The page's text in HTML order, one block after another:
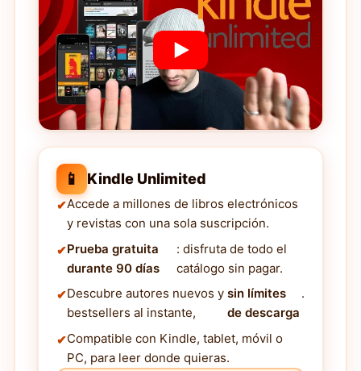
📱 Kindle Unlimited
Accede a millones de libros electrónicos
y revistas con una sola suscripción.
Prueba gratuita
durante 90 días
: disfruta de todo el
catálogo sin pagar.
Descubre autores nuevos y
bestsellers al instante,
sin límites
de descarga
.
Compatible con Kindle, tablet, móvil o
PC, para leer donde quieras.